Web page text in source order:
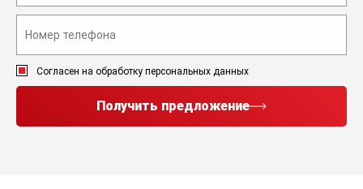
Согласен на обработку персональных данных
Получить предложение